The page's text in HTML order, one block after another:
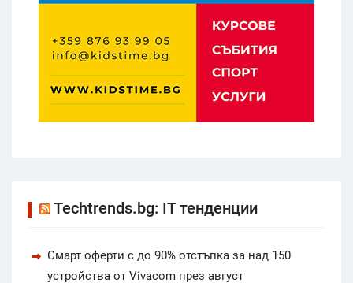
Techtrends.bg: IT тенденции
Смарт оферти с до 90% отстъпка за над 150
устройства от Vivacom през август